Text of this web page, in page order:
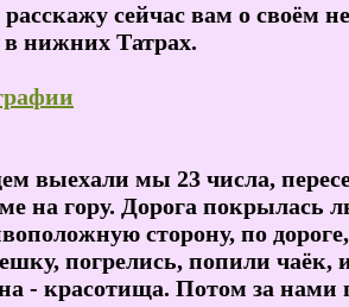
сейчас вам о своём
нижних Татрах.
выехали мы 23 числа,
на гору. Дорога
сторону, по
погрелись, попили чаёк,
- красотища. Потом за нами